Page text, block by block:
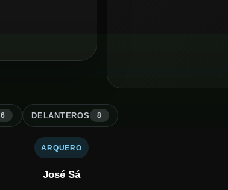
6 DELANTEROS 8
ARQUERO
José Sá